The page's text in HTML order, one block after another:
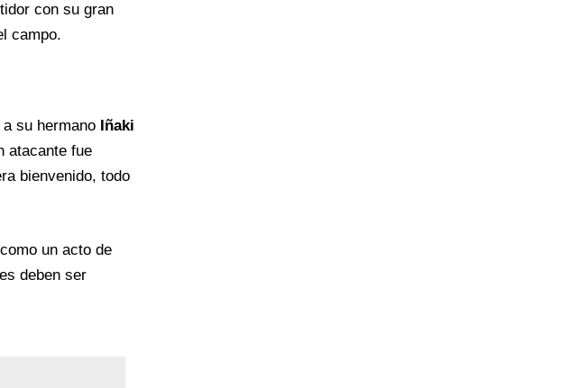
con su gran
campo.
su hermano Iñaki
atacante fue
bienvenido, todo
un acto de
deben ser